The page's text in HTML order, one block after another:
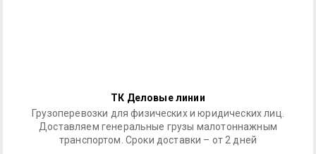
ТК Деловые линии
Грузоперевозки для физических и юридических лиц.
Доставляем генеральные грузы малотоннажным
транспортом. Сроки доставки – от 2 дней